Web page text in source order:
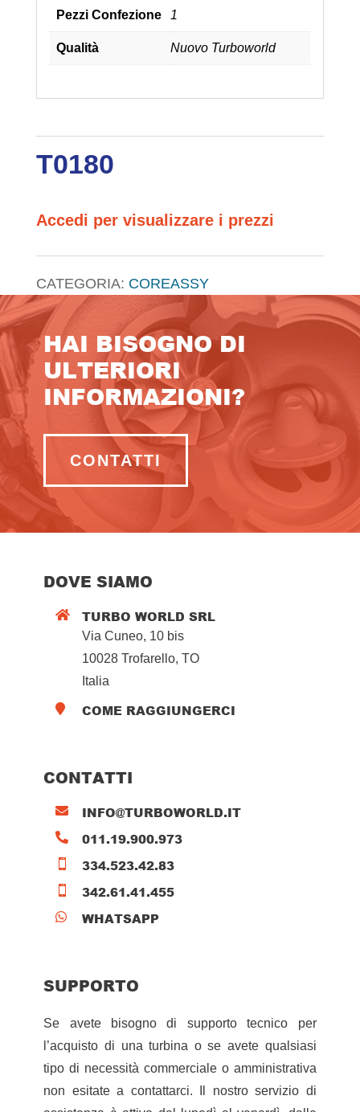
Pezzi Confezione
1
Qualità Nuovo Turboworld
T0180
Accedi per visualizzare i prezzi
CATEGORIA: COREASSY
HAI BISOGNO DI
ULTERIORI
INFORMAZIONI?
CONTATTI
DOVE SIAMO
 TURBO WORLD SRL
Via Cuneo, 10 bis
10028 Trofarello, TO
Italia
 COME RAGGIUNGERCI
CONTATTI
 INFO@TURBOWORLD.IT
 011.19.900.973
 334.523.42.83
 342.61.41.455
 WHATSAPP
SUPPORTO
Se avete bisogno di supporto tecnico per
l’acquisto di una turbina o se avete qualsiasi
tipo di necessità commerciale o amministrativa
non esitate a contattarci. Il nostro servizio di